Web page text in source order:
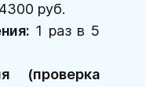
4300 руб.
1 раз в 5
(проверка